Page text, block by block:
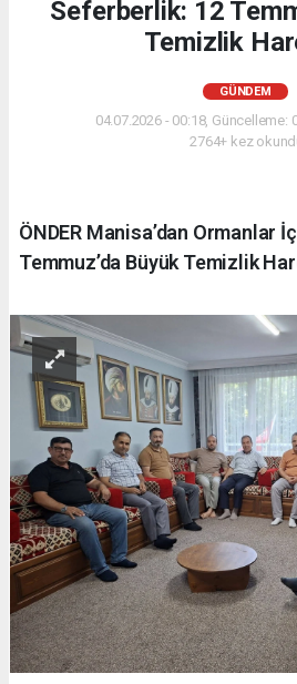
Seferberlik: 12
Temizlik
GÜNDEM
04.07.2026 - 00:18, Güncelleme:
2764+ kez
ÖNDER Manisa’dan Ormanlar
Temmuz’da Büyük Temizlik